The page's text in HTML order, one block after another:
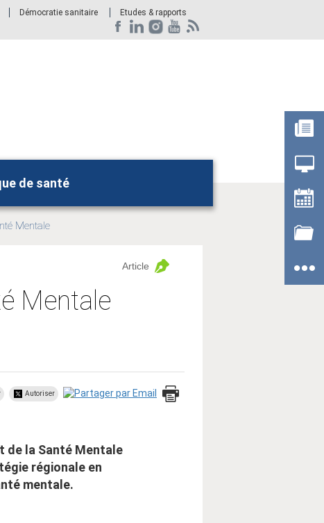
Démocratie sanitaire Etudes & rapports
de santé
Mentale
Mentale
Article
Autoriser
de la Santé Mentale
régionale en
mentale.